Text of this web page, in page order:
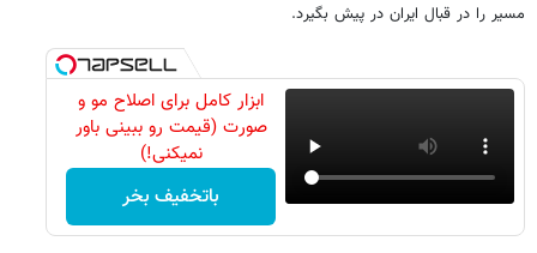
مسیر را در قبال ایران در پیش بگیرد.
ابزار کامل برای اصلاح مو و
صورت (قیمت رو ببینی باور
نمیکنی!)
باتخفیف بخر